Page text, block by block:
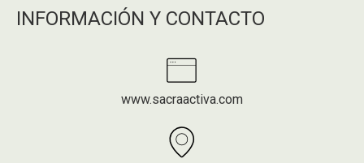
INFORMACIÓN Y CONTACTO
www.sacraactiva.com